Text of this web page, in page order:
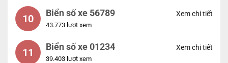
10 Biển số xe 56789
43.773 lượt xem
Xem chi tiết
11 Biển số xe 01234
39.403 lượt xem
Xem chi tiết